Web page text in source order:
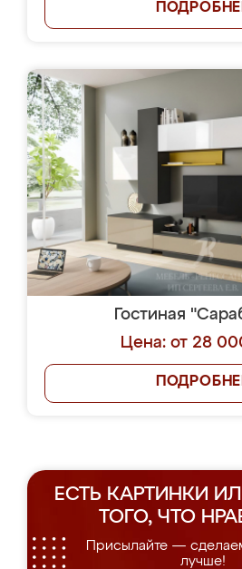
Гостиная
Цена: от 28
ЕСТЬ КАРТИНКИ
ТОГО, ЧТО
Присылайте —
лучше!